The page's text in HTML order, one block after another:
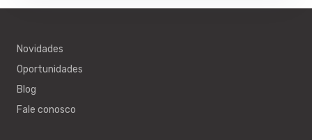
Novidades
Oportunidades
Blog
Fale conosco